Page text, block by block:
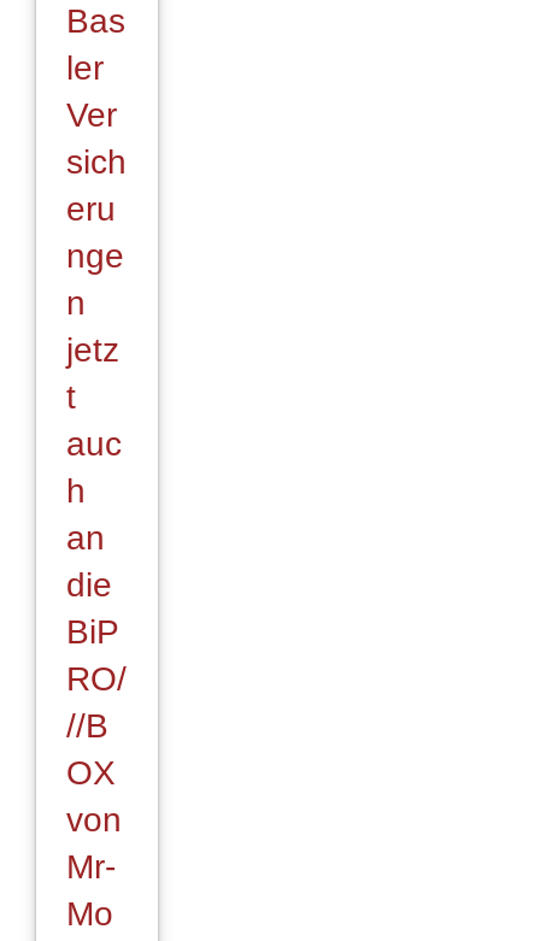
Bas
ler
Ver
sich
eru
nge
n
jetz
t
auc
h
an
die
BiP
RO/
//B
OX
von
Mr-
Mo